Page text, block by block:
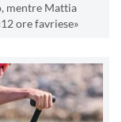
mentre Mattia
ore favriese»